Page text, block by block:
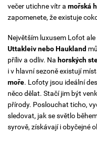
večer utichne vítr a mořská
zapomenete, že existuje
Největším luxusem Lofot
Uttakleiv nebo Haukland
příliv a odliv. Na horských
i v hlavní sezoně existují
moře. Lofoty jsou ideální
něco dělat. Stačí jim být
přírody. Poslouchat ticho,
sledovat, jak se světlo
syrově, získávají i obyčejné